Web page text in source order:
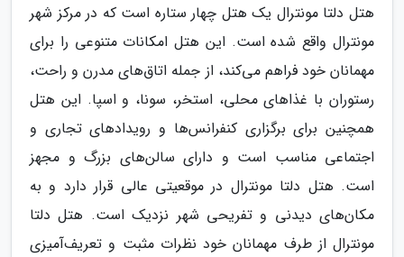
هتل دلتا مونترال یک هتل چهار ستاره است که در مرکز شهر
مونترال واقع شده است. این هتل امکانات متنوعی را برای
مهمانان خود فراهم می‌کند، از جمله اتاق‌های مدرن و راحت،
رستوران با غذاهای محلی، استخر، سونا، و اسپا. این هتل
همچنین برای برگزاری کنفرانس‌ها و رویدادهای تجاری و
اجتماعی مناسب است و دارای سالن‌های بزرگ و مجهز
است. هتل دلتا مونترال در موقعیتی عالی قرار دارد و به
مکان‌های دیدنی و تفریحی شهر نزدیک است. هتل دلتا
مونترال از طرف مهمانان خود نظرات مثبت و تعریف‌آمیزی